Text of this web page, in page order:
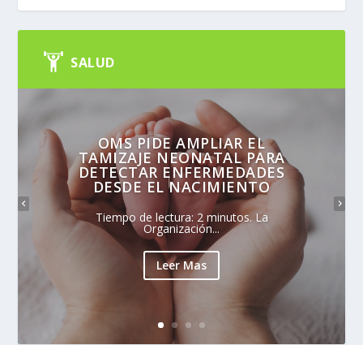
SALUD
OMS PIDE AMPLIAR EL
TAMIZAJE NEONATAL PARA
DETECTAR ENFERMEDADES
DESDE EL NACIMIENTO
Tiempo de lectura: 2 minutos. La
Organización...
Leer Mas